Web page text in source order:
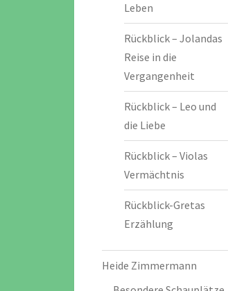
Leben
Rückblick – Jolandas
Reise in die
Vergangenheit
Rückblick – Leo und
die Liebe
Rückblick – Violas
Vermächtnis
Rückblick-Gretas
Erzählung
Heide Zimmermann